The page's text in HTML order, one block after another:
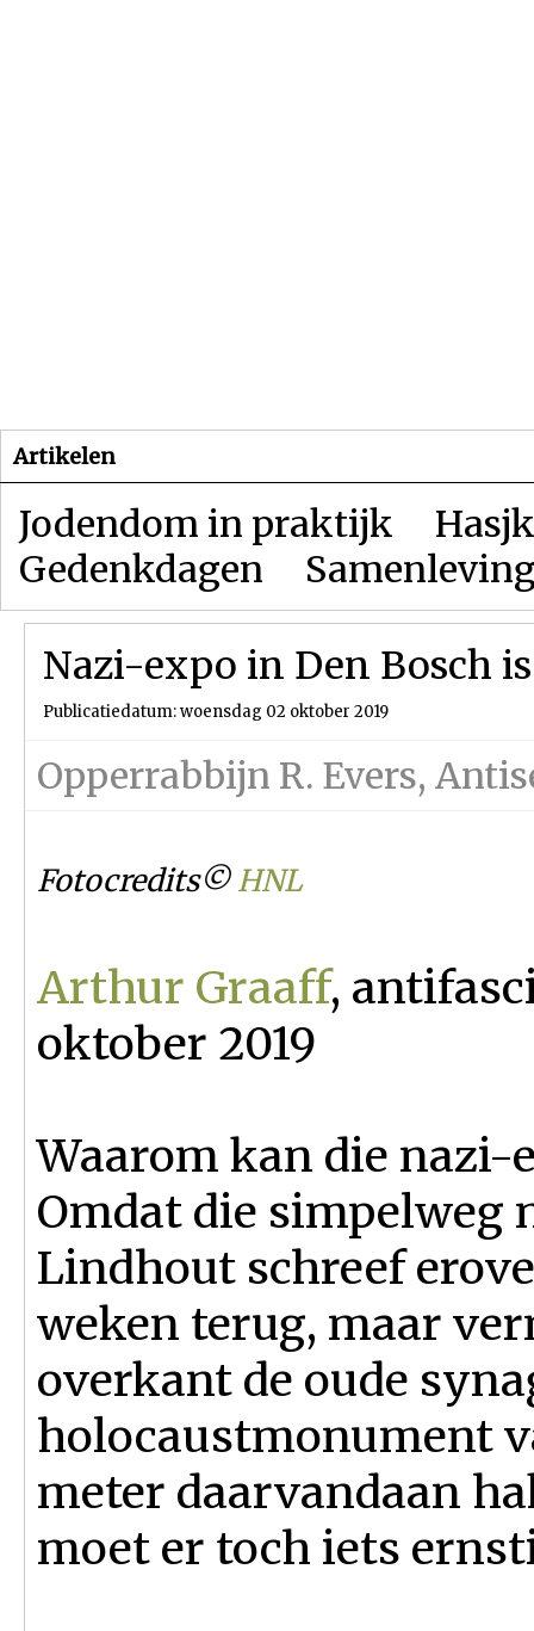
Artikelen
Jodendom in praktijk
Gedenkdagen
Nazi-expo in Den Bosch
Publicatiedatum: woensdag 02 oktober 2019
Opperrabbijn R. Evers,
Fotocredits©HNL
Arthur Graaff,
oktober 2019
Waarom kan die nazi-
Omdat die simpelweg
Lindhout schreef
weken terug, maar
overkant de oude
holocaustmonument
meter daarvandaan
moet er toch iets